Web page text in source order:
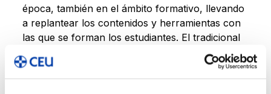
época, también en el ámbito formativo, llevando
a replantear los contenidos y herramientas con
las que se forman los estudiantes. El tradicional
conocimientos va rotando hacia un modelo que
comienza a ponderar más las competencias,